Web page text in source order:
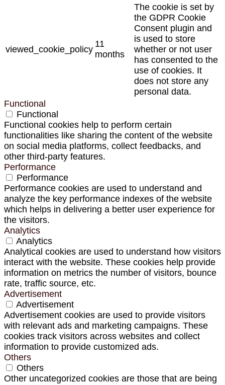
viewed_cookie_policy
11
months
The cookie is set by
the GDPR Cookie
Consent plugin and
is used to store
whether or not user
has consented to the
use of cookies. It
does not store any
personal data.
Functional
Functional
Functional cookies help to perform certain
functionalities like sharing the content of the website
on social media platforms, collect feedbacks, and
other third-party features.
Performance
Performance
Performance cookies are used to understand and
analyze the key performance indexes of the website
which helps in delivering a better user experience for
the visitors.
Analytics
Analytics
Analytical cookies are used to understand how visitors
interact with the website. These cookies help provide
information on metrics the number of visitors, bounce
rate, traffic source, etc.
Advertisement
Advertisement
Advertisement cookies are used to provide visitors
with relevant ads and marketing campaigns. These
cookies track visitors across websites and collect
information to provide customized ads.
Others
Others
Other uncategorized cookies are those that are being